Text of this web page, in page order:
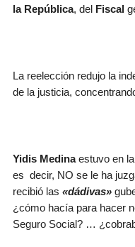
la República, del Fiscal
La reelección redujo la
de la justicia,
Yidis Medinaestuvo en la
es decir, NO se le ha
recibió las «dádivas»
¿cómo hacía para hacer
Seguro Social? …